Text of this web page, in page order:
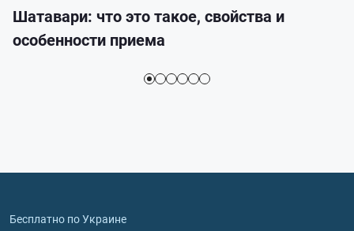
Шатавари: что это такое, свойства и
особенности приема
Бесплатно по Украине